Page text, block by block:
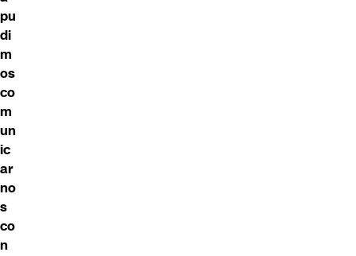
pu
di
m
os
co
m
un
ic
ar
no
s
co
n